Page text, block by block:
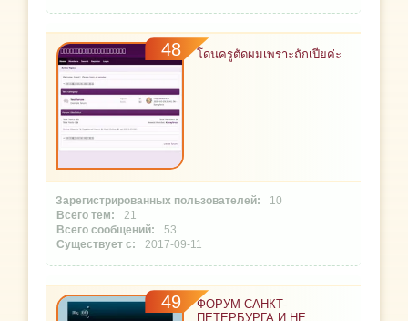
48 โดนครูตัดผมเพราะถักเปียค่ะ
10
21
53
2017-09-11
49
ФОРУМ САНКТ-
ПЕТЕРБУРГА И НЕ